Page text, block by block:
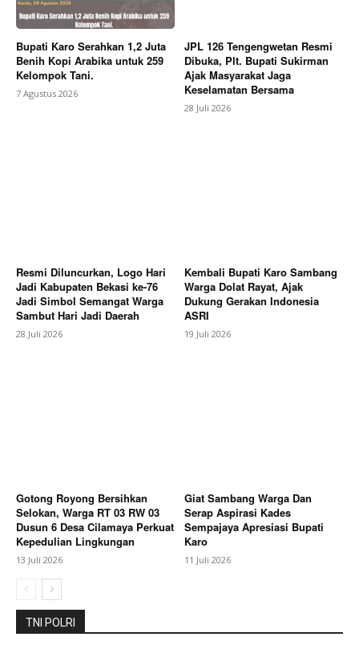
SUBSCRIBE NOW
My account
Bagikan Artikel
Bupati Karo Serahkan 1,2 Juta
Benih Kopi Arabika untuk 259
Kelompok Tani.
7 Agustus 2026
JPL 126 Tengengwetan Resmi
Dibuka, Plt. Bupati Sukirman
Ajak Masyarakat Jaga
Keselamatan Bersama
28 Juli 2026
Resmi Diluncurkan, Logo Hari
Jadi Kabupaten Bekasi ke-76
Jadi Simbol Semangat Warga
Sambut Hari Jadi Daerah
28 Juli 2026
Kembali Bupati Karo Sambang
Warga Dolat Rayat, Ajak
Dukung Gerakan Indonesia
ASRI
19 Juli 2026
Gotong Royong Bersihkan
Selokan, Warga RT 03 RW 03
Dusun 6 Desa Cilamaya Perkuat
Kepedulian Lingkungan
13 Juli 2026
Giat Sambang Warga Dan
Serap Aspirasi Kades
Sempajaya Apresiasi Bupati
Karo
11 Juli 2026
TNI POLRI